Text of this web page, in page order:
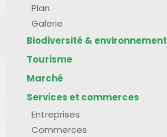
Plan
Galerie
Biodiversité & environnement
Tourisme
Marché
Services et commerces
Entreprises
Commerces